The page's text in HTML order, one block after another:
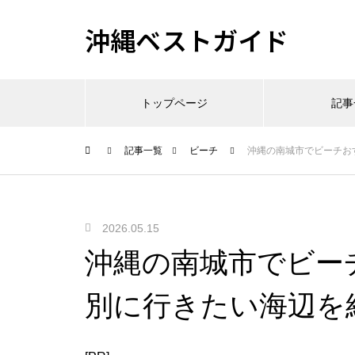
沖縄ベストガイド
トップページ 記
記事一覧 ビーチ 沖縄の南城市でビーチ
2026.05.15
沖縄の南城市でビ
別に行きたい海辺を